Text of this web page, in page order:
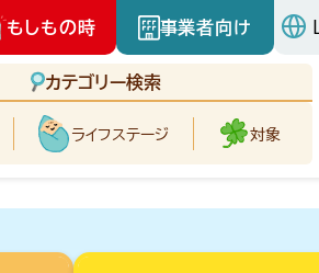
もしもの時 事業者向け
カテゴリー検索
ライフステージ 対象